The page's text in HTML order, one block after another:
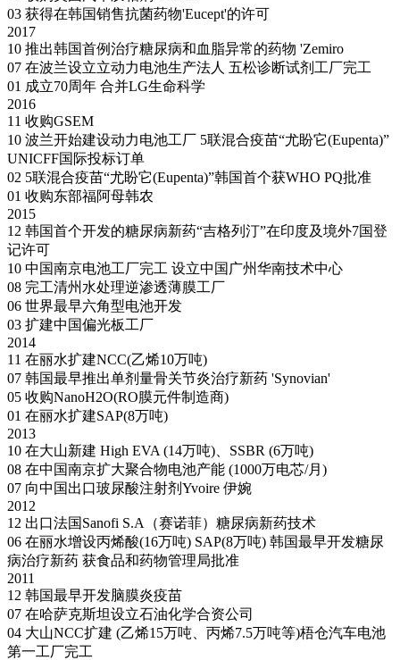
03 获得在韩国销售抗菌药物'Eucept'的许可
2017
10 推出韩国首例治疗糖尿病和血脂异常的药物 'Zemiro
07 在波兰设立立动力电池生产法人 五松诊断试剂工厂完工
01 成立70周年 合并LG生命科学
2016
11 收购GSEM
10 波兰开始建设动力电池工厂 5联混合疫苗“尤盼它(Eupenta)”
UNICFF国际投标订单
02 5联混合疫苗“尤盼它(Eupenta)”韩国首个获WHO PQ批准
01 收购东部福阿母韩农
2015
12 韩国首个开发的糖尿病新药“吉格列汀”在印度及境外7国登
记许可
10 中国南京电池工厂完工 设立中国广州华南技术中心
08 完工清州水处理逆渗透薄膜工厂
06 世界最早六角型电池开发
03 扩建中国偏光板工厂
2014
11 在丽水扩建NCC(乙烯10万吨)
07 韩国最早推出单剂量骨关节炎治疗新药 'Synovian'
05 收购NanoH2O(RO膜元件制造商)
01 在丽水扩建SAP(8万吨)
2013
10 在大山新建 High EVA (14万吨)、SSBR (6万吨)
08 在中国南京扩大聚合物电池产能 (1000万电芯/月)
07 向中国出口玻尿酸注射剂Yvoire 伊婉
2012
12 出口法国Sanofi S.A（赛诺菲）糖尿病新药技术
06 在丽水增设丙烯酸(16万吨) SAP(8万吨) 韩国最早开发糖尿
病治疗新药 获食品和药物管理局批准
2011
12 韩国最早开发脑膜炎疫苗
07 在哈萨克斯坦设立石油化学合资公司
04 大山NCC扩建 (乙烯15万吨、丙烯7.5万吨等)梧仓汽车电池
第一工厂完工